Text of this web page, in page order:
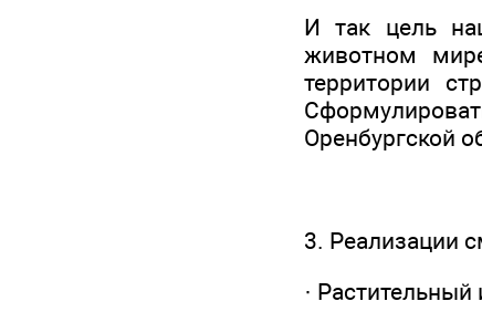
И так цель
животном
территории
Оренбургской
3. Реализации
·